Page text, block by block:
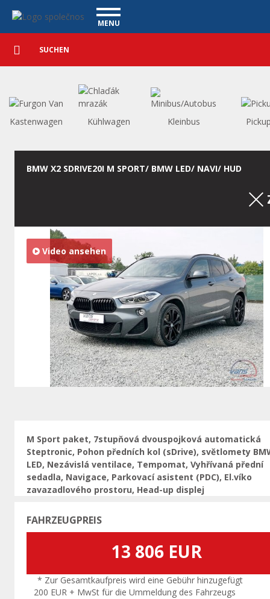
Personenkraftwagen - Vanscentre
Navigace
MENU
NUTZFAHRZEUGE
PERSONENKRAFTWAGEN
WAGENAUSKAUF
WAS BIETEN WIR AN
FINANZIERUNG
UNSERE VIDEOS
Detaillierte
Suche Suchen
Kastenwagen Kühlwagen Kleinbus
BMW X2 SDRIVE20I M SPORT/ BMW LED/ NAVI/ HUD
Vorherige
Video ansehen
M Sport paket, 7stupňová dvouspojková automatická
Steptronic, Pohon předních kol (sDrive), světlomety
LED, Nezávislá ventilace, Tempomat, Vyhřívaná přední
sedadla, Navigace, Parkovací asistent (PDC), El.víko
zavazadlového prostoru, Head-up displej
FAHRZEUGPREIS
13 806 EUR
* Zur Gesamtkaufpreis wird eine Gebühr hinzugefügt
200 EUR + MwSt für die Ummeldung des Fahrzeugs